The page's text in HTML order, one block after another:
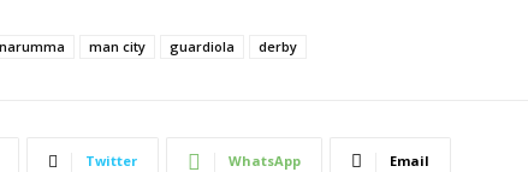
man city guardiola derby
Twitter WhatsApp Email